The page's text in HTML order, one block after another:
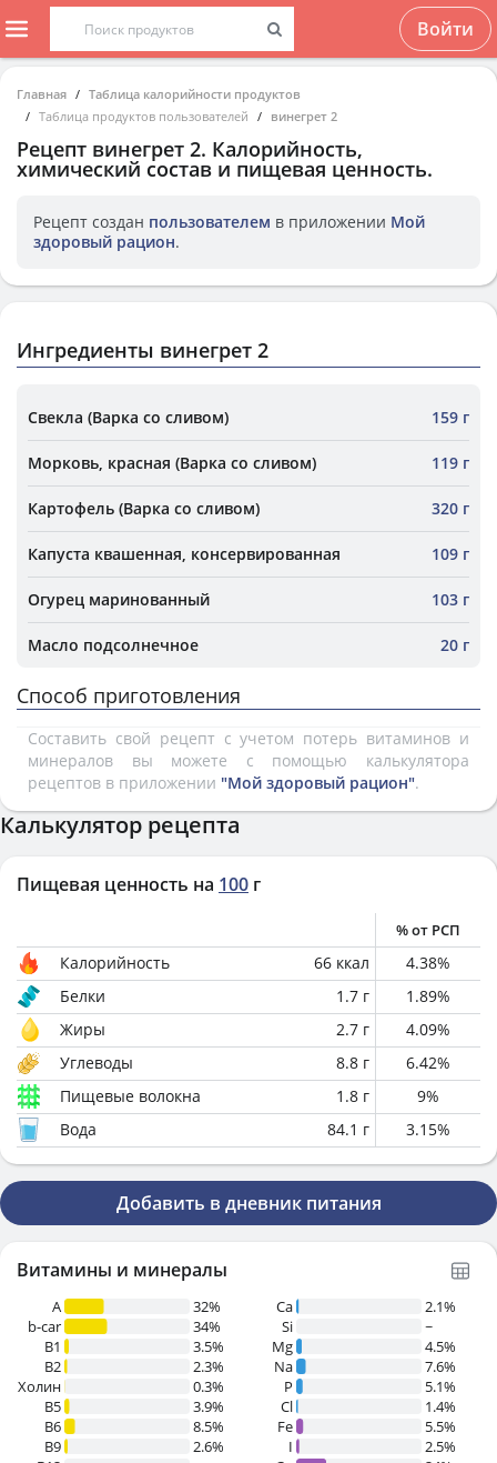
Войти
Главная
Таблица калорийности продуктов
Таблица продуктов пользователей
винегрет 2
Рецепт винегрет 2. Калорийность,
химический состав и пищевая ценность.
Рецепт создан пользователем в приложении Мой
здоровый рацион.
Ингредиенты винегрет 2
Свекла (Варка со сливом) 159 г
Морковь, красная (Варка со сливом) 119 г
Картофель (Варка со сливом) 320 г
Капуста квашенная, консервированная 109 г
Огурец маринованный 103 г
Масло подсолнечное 20 г
Способ приготовления
Составить свой рецепт с учетом потерь витаминов и
минералов вы можете с помощью калькулятора
рецептов в приложении "Мой здоровый рацион".
Калькулятор рецепта
Пищевая ценность на 100 г
% от РСП
Калорийность 66 ккал 4.38%
Белки
1.7 г 1.89%
Жиры
2.7 г 4.09%
Углеводы
8.8 г 6.42%
Пищевые волокна
1.8 г 9%
Вода
84.1 г 3.15%
Добавить в дневник питания
Витамины и минералы
A
32%
b-car
34%
В1
3.5%
B2
2.3%
Холин
0.3%
B5
3.9%
B6
8.5%
B9
2.6%
Ca
2.1%
Si
~
Mg
4.5%
Na
7.6%
P
5.1%
Cl
1.4%
Fe
5.5%
I
2.5%